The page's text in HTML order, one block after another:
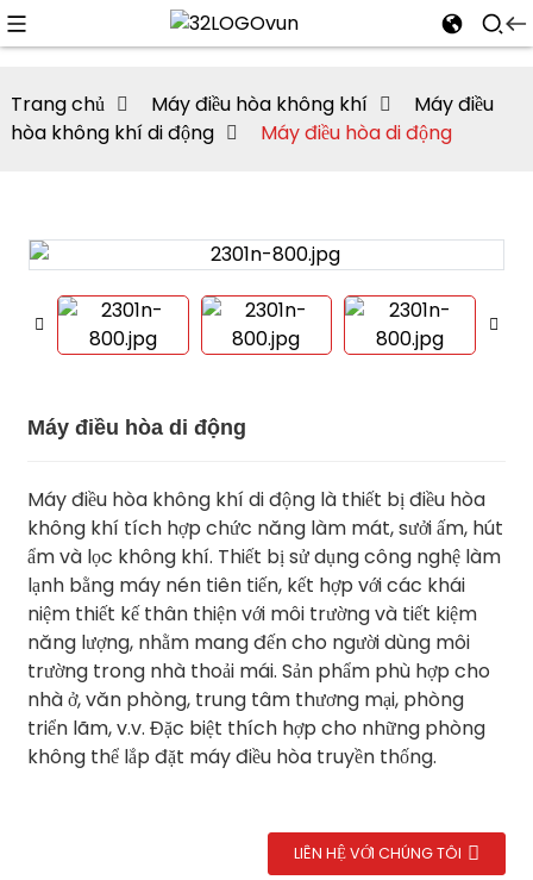
Trang chủ Máy điều hòa không khí
Máy điều
hòa không khí di động
Máy điều hòa di động
Máy điều hòa di động
Máy điều hòa không khí di động là thiết bị điều hòa
không khí tích hợp chức năng làm mát, sưởi ấm, hút
ẩm và lọc không khí. Thiết bị sử dụng công nghệ làm
lạnh bằng máy nén tiên tiến, kết hợp với các khái
niệm thiết kế thân thiện với môi trường và tiết kiệm
năng lượng, nhằm mang đến cho người dùng môi
trường trong nhà thoải mái. Sản phẩm phù hợp cho
nhà ở, văn phòng, trung tâm thương mại, phòng
triển lãm, v.v. Đặc biệt thích hợp cho những phòng
không thể lắp đặt máy điều hòa truyền thống.
LIÊN HỆ VỚI CHÚNG TÔI